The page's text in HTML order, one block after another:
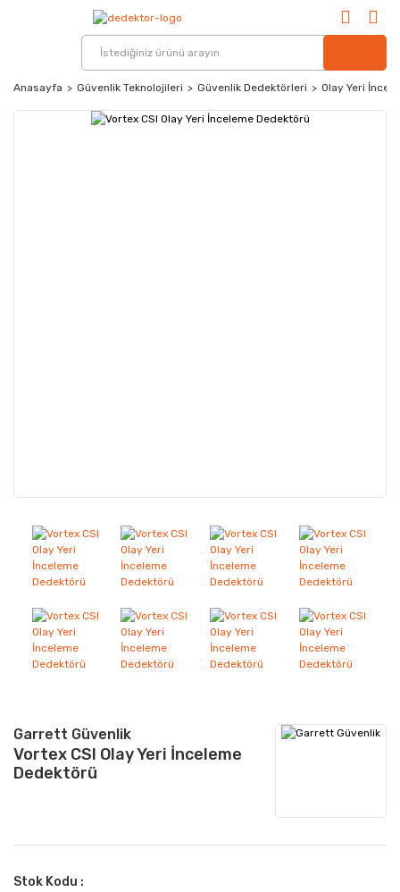
Anasayfa Güvenlik Teknolojileri Güvenlik Dedektörleri Olay Yeri
Garrett Güvenlik
Vortex CSI Olay Yeri İnceleme
Dedektörü
Stok Kodu :